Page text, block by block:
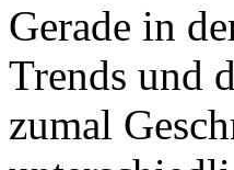
Gerade in
Trends und
zumal